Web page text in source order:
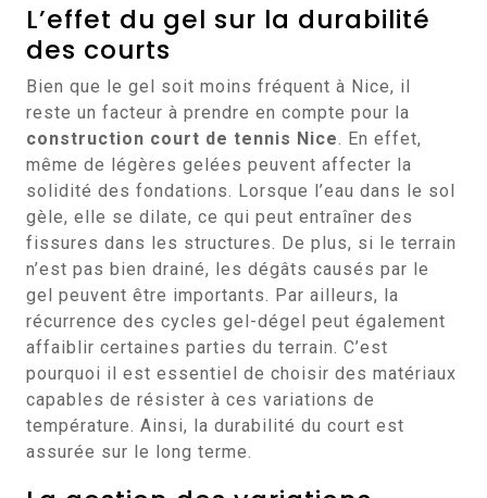
L’effet du gel sur la durabilité
des courts
Bien que le gel soit moins fréquent à Nice, il
reste un facteur à prendre en compte pour la
construction court de tennis Nice. En effet,
même de légères gelées peuvent affecter la
solidité des fondations. Lorsque l’eau dans le sol
gèle, elle se dilate, ce qui peut entraîner des
fissures dans les structures. De plus, si le terrain
n’est pas bien drainé, les dégâts causés par le
gel peuvent être importants. Par ailleurs, la
récurrence des cycles gel-dégel peut également
affaiblir certaines parties du terrain. C’est
pourquoi il est essentiel de choisir des matériaux
capables de résister à ces variations de
température. Ainsi, la durabilité du court est
assurée sur le long terme.